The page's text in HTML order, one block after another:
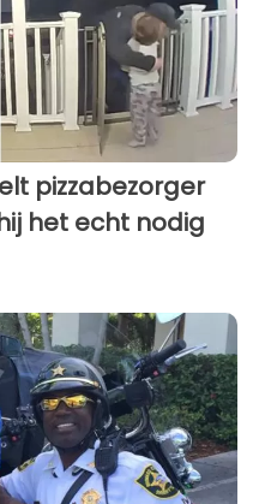
pizzabezorger
het echt nodig